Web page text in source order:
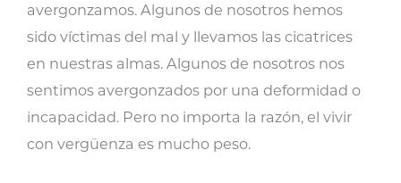
avergonzamos. Algunos de nosotros hemos
sido víctimas del mal y llevamos las cicatrices
en nuestras almas. Algunos de nosotros nos
sentimos avergonzados por una deformidad o
incapacidad. Pero no importa la razón, el vivir
con vergüenza es mucho peso.